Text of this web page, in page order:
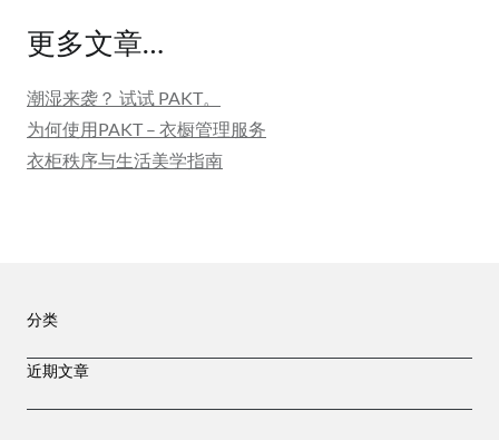
更多文章…
潮湿来袭？ 试试 PAKT。
为何使用PAKT – 衣橱管理服务
衣柜秩序与生活美学指南
分类
近期文章